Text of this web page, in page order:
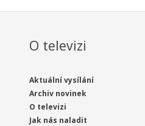
O televizi
Aktuální vysílání
Archiv novinek
O televizi
Jak nás naladit